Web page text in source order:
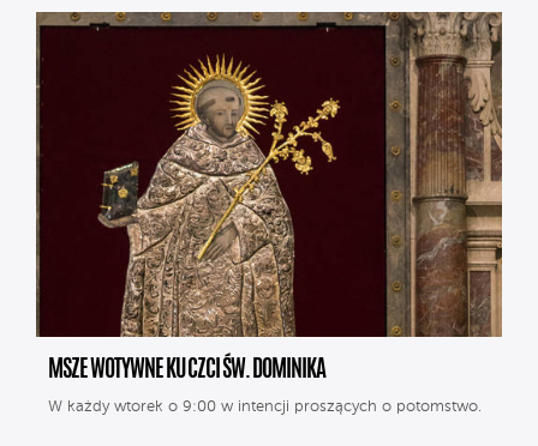
MSZE WOTYWNE KU CZCI ŚW. DOMINIKA
W każdy wtorek o 9:00 w intencji proszących o potomstwo.